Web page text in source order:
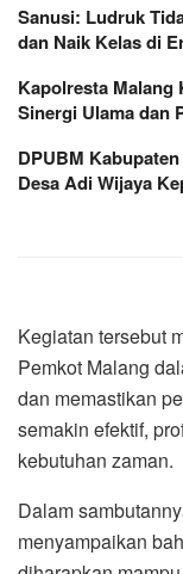
Sanusi: Ludruk
dan Naik Kelas di
Kapolresta Malang
Sinergi Ulama dan
DPUBM
Desa Adi Wijaya
Kegiatan tersebut
Pemkot Malang
dan memastikan
semakin efektif,
kebutuhan zaman.
Dalam
menyampaikan